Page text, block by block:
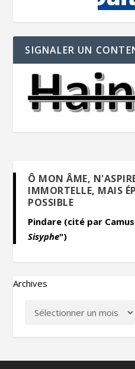
SIGNALER UN
Ô MON ÂME,
IMMORTELLE, MAIS
POSSIBLE
Pindare (cité par
Sisyphe")
Archives